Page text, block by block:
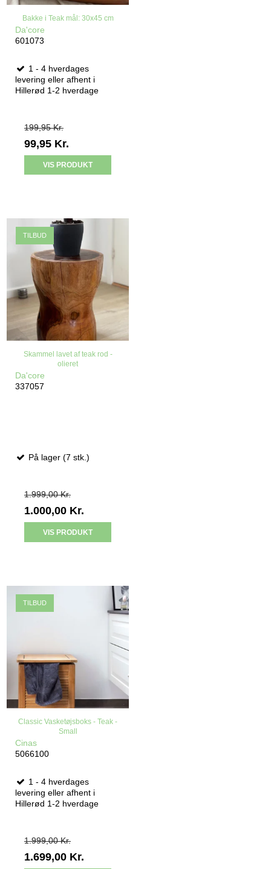
Bakke i Teak mål: 30x45 cm
Da'core
601073
1 - 4 hverdages
levering eller afhent i
Hillerød 1-2 hverdage
199,95 Kr.
99,95 Kr.
VIS PRODUKT
TILBUD
Skammel lavet af teak rod -
olieret
Da'core
337057
På lager (7 stk.)
1.999,00 Kr.
1.000,00 Kr.
VIS PRODUKT
TILBUD
Classic Vasketøjsboks - Teak -
Small
Cinas
5066100
1 - 4 hverdages
levering eller afhent i
Hillerød 1-2 hverdage
1.999,00 Kr.
1.699,00 Kr.